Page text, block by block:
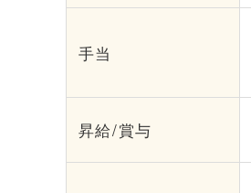
手当
昇給/賞与